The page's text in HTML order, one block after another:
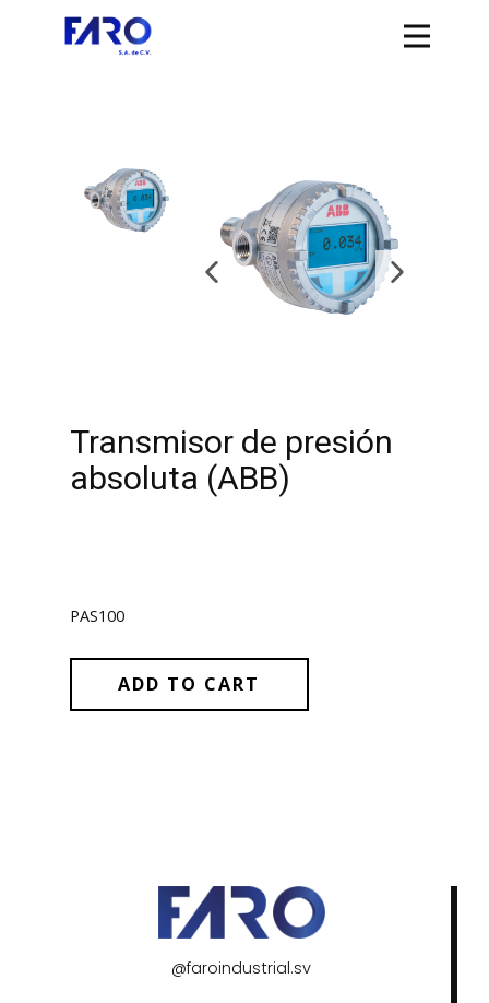
Transmisor de presión
absoluta (ABB)
PAS100
ADD TO CART
@faroindustrial.sv